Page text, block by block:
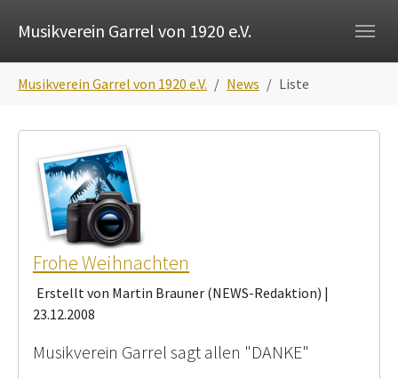
Musikverein Garrel von 1920 e.V.
Musikverein Garrel von 1920 e.V. News Liste
Frohe Weihnachten
Erstellt von Martin Brauner (NEWS-Redaktion) |
23.12.2008
Musikverein Garrel sagt allen "DANKE"